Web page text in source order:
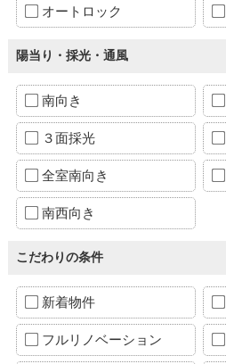
オートロック
陽当り・採光・通風
南向き
３面採光
全室南向き
南西向き
こだわりの条件
新着物件
フルリノベーション